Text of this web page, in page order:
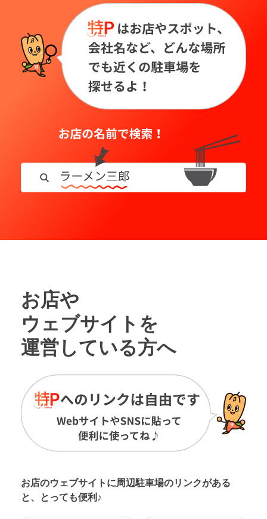
お店や
ウェブサイトを
運営している方へ
お店のウェブサイトに周辺駐車場のリンクがある
と、とっても便利♪